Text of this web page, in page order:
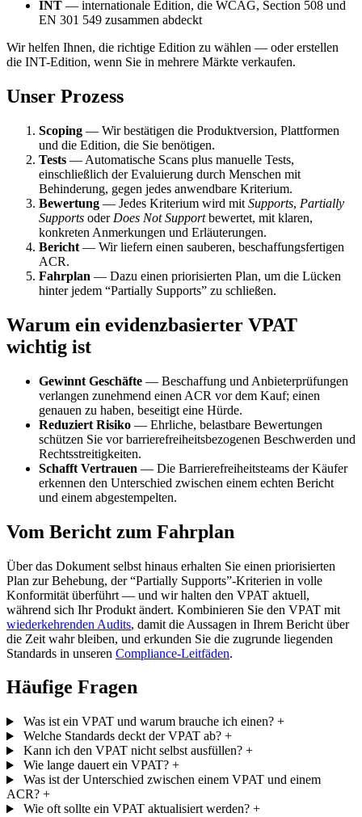
INT — internationale Edition, die WCAG, Section 508 und
EN 301 549 zusammen abdeckt
Wir helfen Ihnen, die richtige Edition zu wählen — oder erstellen
die INT-Edition, wenn Sie in mehrere Märkte verkaufen.
Unser Prozess
Scoping — Wir bestätigen die Produktversion, Plattformen
und die Edition, die Sie benötigen.
Tests — Automatische Scans plus manuelle Tests,
einschließlich der Evaluierung durch Menschen mit
Behinderung, gegen jedes anwendbare Kriterium.
Bewertung — Jedes Kriterium wird mit Supports, Partially
Supports oder Does Not Supportbewertet, mit klaren,
konkreten Anmerkungen und Erläuterungen.
Bericht — Wir liefern einen sauberen, beschaffungsfertigen
ACR.
Fahrplan — Dazu einen priorisierten Plan, um die Lücken
hinter jedem “Partially Supports” zu schließen.
Warum ein evidenzbasierter VPAT
wichtig ist
Gewinnt Geschäfte — Beschaffung und Anbieterprüfungen
verlangen zunehmend einen ACR vor dem Kauf; einen
genauen zu haben, beseitigt eine Hürde.
Reduziert Risiko — Ehrliche, belastbare Bewertungen
schützen Sie vor barrierefreiheitsbezogenen Beschwerden und
Rechtsstreitigkeiten.
Schafft Vertrauen — Die Barrierefreiheitsteams der Käufer
erkennen den Unterschied zwischen einem echten Bericht
und einem abgestempelten.
Vom Bericht zum Fahrplan
Über das Dokument selbst hinaus erhalten Sie einen priorisierten
Plan zur Behebung, der “Partially Supports”-Kriterien in volle
Konformität überführt — und wir halten den VPAT aktuell,
während sich Ihr Produkt ändert. Kombinieren Sie den VPAT mit
wiederkehrenden Audits, damit die Aussagen in Ihrem Bericht über
die Zeit wahr bleiben, und erkunden Sie die zugrunde liegenden
Standards in unseren Compliance-Leitfäden.
Häufige Fragen
Was ist ein VPAT und warum brauche ich einen? +
Welche Standards deckt der VPAT ab? +
Kann ich den VPAT nicht selbst ausfüllen? +
Wie lange dauert ein VPAT? +
Was ist der Unterschied zwischen einem VPAT und einem
ACR? +
Wie oft sollte ein VPAT aktualisiert werden? +